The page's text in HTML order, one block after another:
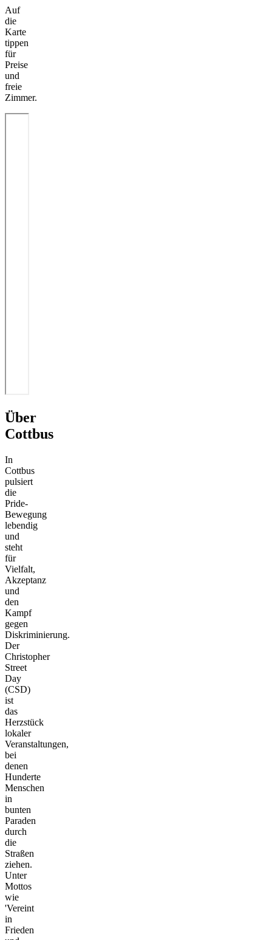
Auf
die
Karte
tippen
für
Preise
und
freie
Zimmer.
Über
Cottbus
In
Cottbus
pulsiert
die
Pride-
Bewegung
lebendig
und
steht
für
Vielfalt,
Akzeptanz
und
den
Kampf
gegen
Diskriminierung.
Der
Christopher
Street
Day
(CSD)
ist
das
Herzstück
lokaler
Veranstaltungen,
bei
denen
Hunderte
Menschen
in
bunten
Paraden
durch
die
Straßen
ziehen.
Unter
Mottos
wie
'Vereint
in
Frieden